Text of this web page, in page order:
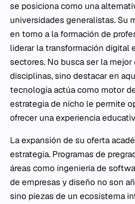
se posiciona como una
universidades generalistas. Su
en torno a la formación de
liderar la transformación digital
sectores. No busca ser la
disciplinas, sino destacar en
tecnología actúa como motor
estrategia de nicho le permite
ofrecer una experiencia
La expansión de su oferta
estrategia. Programas de
áreas como ingeniería de
de empresas y diseño no son
sino piezas de un ecosistema